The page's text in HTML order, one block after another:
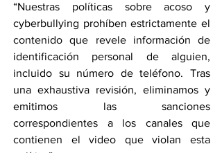
“Nuestras políticas sobre acoso y
cyberbullying prohíben estrictamente el
contenido que revele información de
identificación personal de alguien,
incluido su número de teléfono. Tras
una exhaustiva revisión, eliminamos y
emitimos las sanciones
correspondientes a los canales que
contienen el video que violan esta